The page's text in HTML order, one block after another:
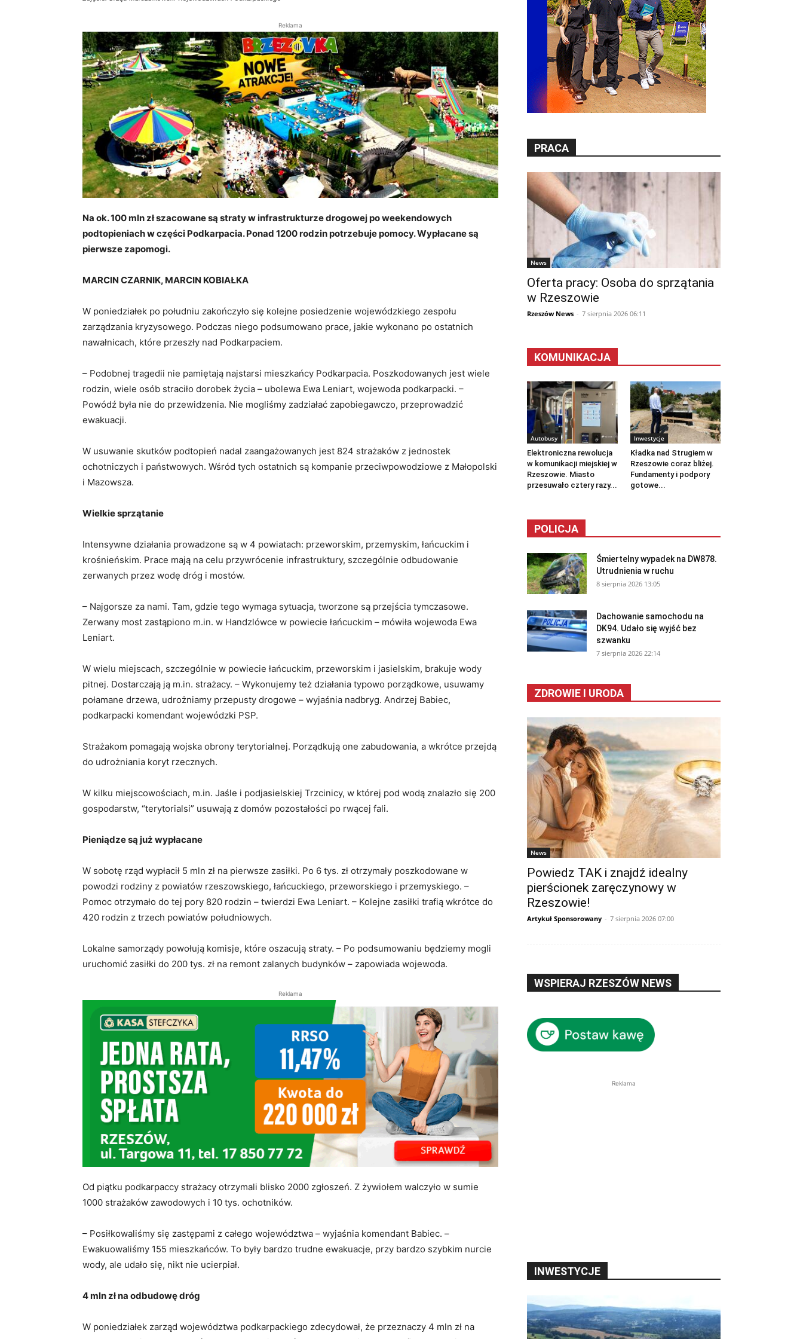
Reklama
Na ok. 100 mln zł szacowane są straty w infrastrukturze drogowej po weekendowych
podtopieniach w części Podkarpacia. Ponad 1200 rodzin potrzebuje pomocy. Wypłacane są
pierwsze zapomogi.
MARCIN CZARNIK, MARCIN KOBIAŁKA
W poniedziałek po południu zakończyło się kolejne posiedzenie wojewódzkiego zespołu
zarządzania kryzysowego. Podczas niego podsumowano prace, jakie wykonano po ostatnich
nawałnicach, które przeszły nad Podkarpaciem.
– Podobnej tragedii nie pamiętają najstarsi mieszkańcy Podkarpacia. Poszkodowanych jest wiele
rodzin, wiele osób straciło dorobek życia – ubolewa Ewa Leniart, wojewoda podkarpacki. –
Powódź była nie do przewidzenia. Nie mogliśmy zadziałać zapobiegawczo, przeprowadzić
ewakuacji.
W usuwanie skutków podtopień nadal zaangażowanych jest 824 strażaków z jednostek
ochotniczych i państwowych. Wśród tych ostatnich są kompanie przeciwpowodziowe z Małopolski
i Mazowsza.
Wielkie sprzątanie
Intensywne działania prowadzone są w 4 powiatach: przeworskim, przemyskim, łańcuckim i
krośnieńskim. Prace mają na celu przywrócenie infrastruktury, szczególnie odbudowanie
zerwanych przez wodę dróg i mostów.
– Najgorsze za nami. Tam, gdzie tego wymaga sytuacja, tworzone są przejścia tymczasowe.
Zerwany most zastąpiono m.in. w Handzlówce w powiecie łańcuckim – mówiła wojewoda Ewa
Leniart.
W wielu miejscach, szczególnie w powiecie łańcuckim, przeworskim i jasielskim, brakuje wody
pitnej. Dostarczają ją m.in. strażacy. – Wykonujemy też działania typowo porządkowe, usuwamy
połamane drzewa, udrożniamy przepusty drogowe – wyjaśnia nadbryg. Andrzej Babiec,
podkarpacki komendant wojewódzki PSP.
Strażakom pomagają wojska obrony terytorialnej. Porządkują one zabudowania, a wkrótce przejdą
do udrożniania koryt rzecznych.
W kilku miejscowościach, m.in. Jaśle i podjasielskiej Trzcinicy, w której pod wodą znalazło się 200
gospodarstw, “terytorialsi” usuwają z domów pozostałości po rwącej fali.
Pieniądze są już wypłacane
W sobotę rząd wypłacił 5 mln zł na pierwsze zasiłki. Po 6 tys. zł otrzymały poszkodowane w
powodzi rodziny z powiatów rzeszowskiego, łańcuckiego, przeworskiego i przemyskiego. –
Pomoc otrzymało do tej pory 820 rodzin – twierdzi Ewa Leniart. – Kolejne zasiłki trafią wkrótce do
420 rodzin z trzech powiatów południowych.
Lokalne samorządy powołują komisje, które oszacują straty. – Po podsumowaniu będziemy mogli
uruchomić zasiłki do 200 tys. zł na remont zalanych budynków – zapowiada wojewoda.
Reklama
Od piątku podkarpaccy strażacy otrzymali blisko 2000 zgłoszeń. Z żywiołem walczyło w sumie
1000 strażaków zawodowych i 10 tys. ochotników.
– Posiłkowaliśmy się zastępami z całego województwa – wyjaśnia komendant Babiec. –
Ewakuowaliśmy 155 mieszkańców. To były bardzo trudne ewakuacje, przy bardzo szybkim nurcie
wody, ale udało się, nikt nie ucierpiał.
4 mln zł na odbudowę dróg
W poniedziałek zarząd województwa podkarpackiego zdecydował, że przeznaczy 4 mln zł na
PRACA
News
Oferta pracy: Osoba do sprzątania
w Rzeszowie
Rzeszów News - 7 sierpnia 2026 06:11
KOMUNIKACJA
Autobusy
Elektroniczna rewolucja
w komunikacji miejskiej w
Rzeszowie. Miasto
przesuwało cztery razy...
Inwestycje
Kładka nad Strugiem w
Rzeszowie coraz bliżej.
Fundamenty i podpory
gotowe...
POLICJA
Śmiertelny wypadek na DW878.
Utrudnienia w ruchu
8 sierpnia 2026 13:05
Dachowanie samochodu na
DK94. Udało się wyjść bez
szwanku
7 sierpnia 2026 22:14
ZDROWIE I URODA
News
Powiedz TAK i znajdź idealny
pierścionek zaręczynowy w
Rzeszowie!
Artykuł Sponsorowany - 7 sierpnia 2026 07:00
WSPIERAJ RZESZÓW NEWS
Reklama
INWESTYCJE